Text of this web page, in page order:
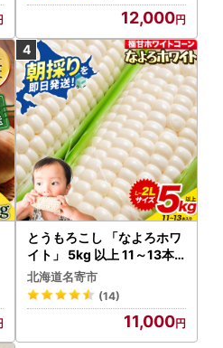
12,000
とうもろこし 「なよろホワ
イト」 5kg 以上 11～13本
名寄 とうもろこし
北海道名寄市
(14)
11,000